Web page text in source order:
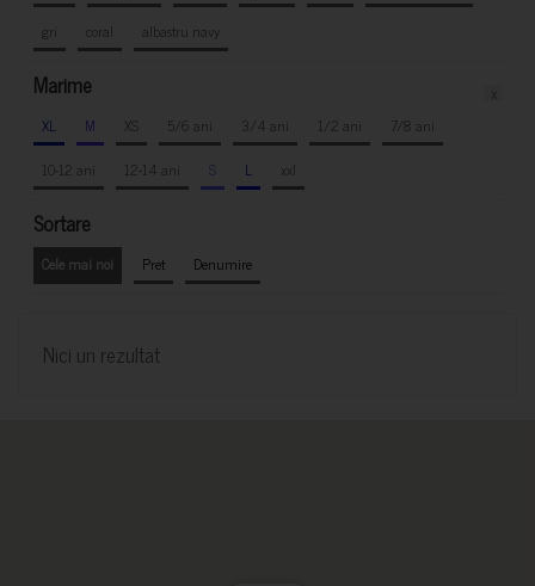
gri
coral albastru navy
Marime
XL M XS 5/6 ani 3/4 ani 1/2 ani
7/8 ani
10-12 ani
12-14 ani S L xxl
Sortare
Cele mai noi Pret Denumire
Nici un rezultat